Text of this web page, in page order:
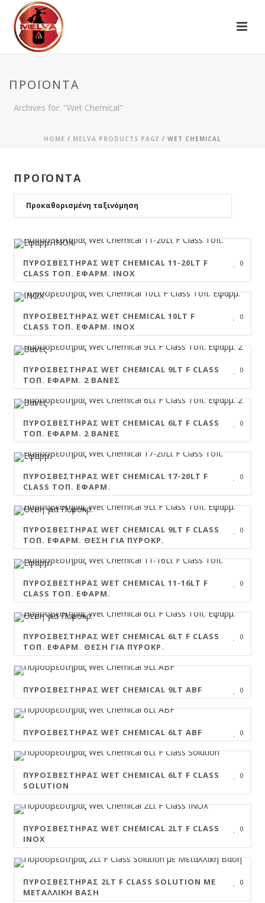
ΠΡΟΪΌΝΤΑ
Archives for: "Wet Chemical"
HOME / MELVA PRODUCTS PAGE / WET CHEMICAL
ΠΡΟΪΟΝΤΑ
0
ΠΥΡΟΣΒΕΣΤΉΡΑΣ WET CHEMICAL 11-20LT F
CLASS ΤΟΠ. ΕΦΑΡΜ. INOX
0
ΠΥΡΟΣΒΕΣΤΉΡΑΣ WET CHEMICAL 10LT F
CLASS ΤΟΠ. ΕΦΑΡΜ. INOX
0
ΠΥΡΟΣΒΕΣΤΉΡΑΣ WET CHEMICAL 9LT F CLASS
ΤΟΠ. ΕΦΑΡΜ. 2 ΒΆΝΕΣ
0
ΠΥΡΟΣΒΕΣΤΉΡΑΣ WET CHEMICAL 6LT F CLASS
ΤΟΠ. ΕΦΑΡΜ. 2 ΒΆΝΕΣ
0
ΠΥΡΟΣΒΕΣΤΉΡΑΣ WET CHEMICAL 17-20LT F
CLASS ΤΟΠ. ΕΦΑΡΜ.
0
ΠΥΡΟΣΒΕΣΤΉΡΑΣ WET CHEMICAL 9LT F CLASS
ΤΟΠ. ΕΦΑΡΜ. ΘΈΣΗ ΓΙΑ ΠΥΡΟΚΡ.
0
ΠΥΡΟΣΒΕΣΤΉΡΑΣ WET CHEMICAL 11-16LT F
CLASS ΤΟΠ. ΕΦΑΡΜ.
0
ΠΥΡΟΣΒΕΣΤΉΡΑΣ WET CHEMICAL 6LT F CLASS
ΤΟΠ. ΕΦΑΡΜ. ΘΈΣΗ ΓΙΑ ΠΥΡΟΚΡ.
0
ΠΥΡΟΣΒΕΣΤΉΡΑΣ WET CHEMICAL 9LT ABF
0
ΠΥΡΟΣΒΕΣΤΉΡΑΣ WET CHEMICAL 6LT ABF
0
ΠΥΡΟΣΒΕΣΤΉΡΑΣ WET CHEMICAL 6LT F CLASS
SOLUTION
0
ΠΥΡΟΣΒΕΣΤΉΡΑΣ WET CHEMICAL 2LT F CLASS
INOX
0
ΠΥΡΟΣΒΕΣΤΉΡΑΣ 2LT F CLASS SOLUTION ΜΕ
ΜΕΤΑΛΛΙΚΉ ΒΆΣΗ